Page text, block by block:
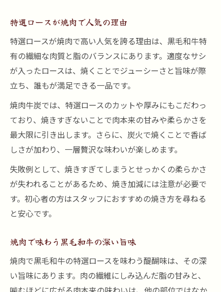
特選ロースが焼肉で人気の理由
特選ロースが焼肉で高い人気を誇る理由は、黒毛和牛特
有の繊細な肉質と脂のバランスにあります。適度なサシ
が入ったロースは、焼くことでジューシーさと旨味が際
立ち、誰もが満足できる一品です。
焼肉牛炭では、特選ロースのカットや厚みにもこだわっ
ており、焼きすぎないことで肉本来の甘みや柔らかさを
最大限に引き出します。さらに、炭火で焼くことで香ば
しさが加わり、一層贅沢な味わいが楽しめます。
失敗例として、焼きすぎてしまうとせっかくの柔らかさ
が失われることがあるため、焼き加減には注意が必要で
す。初心者の方はスタッフにおすすめの焼き方を尋ねる
と安心です。
焼肉で味わう黒毛和牛の深い旨味
焼肉で黒毛和牛の特選ロースを味わう醍醐味は、その深
い旨味にあります。肉の繊維にしみ込んだ脂の甘みと、